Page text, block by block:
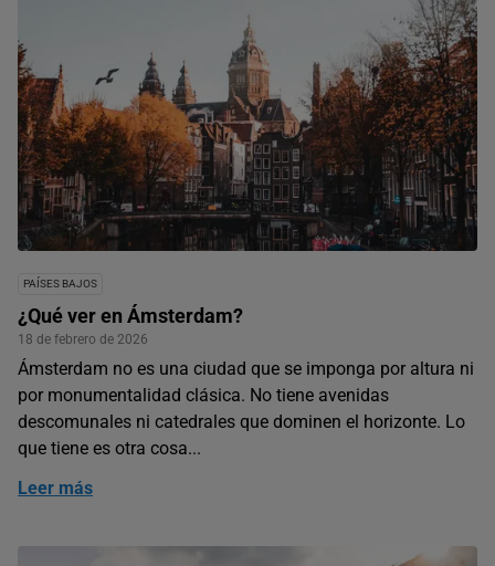
PAÍSES BAJOS
¿Qué ver en Ámsterdam?
18 de febrero de 2026
Ámsterdam no es una ciudad que se imponga por altura ni
por monumentalidad clásica. No tiene avenidas
descomunales ni catedrales que dominen el horizonte. Lo
que tiene es otra cosa...
Leer más